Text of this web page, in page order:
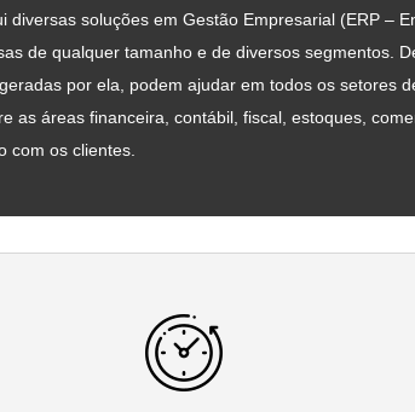
diversas soluções em Gestão Empresarial (ERP –
de qualquer tamanho e de diversos segmentos.
por ela, podem ajudar em todos os setores
as áreas financeira, contábil, fiscal, estoques,
com os clientes.